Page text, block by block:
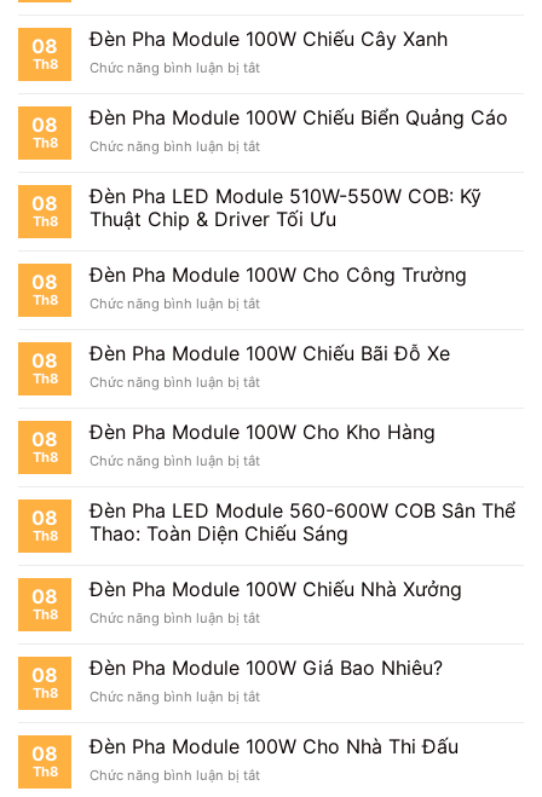
Pha
Module
100W
Mặt
Nhà
08
Th8
Đèn Pha Module 100W Chiếu Cây Xanh
Chức năng bình luận bị tắtở
Pha
Module
100W
Cây
Xanh
08
Th8
Đèn Pha Module 100W Chiếu Biển Quảng Cáo
Chức năng bình luận bị tắtở
Pha
Module
100W
Biển
Cáo
08
Th8
Đèn Pha LED Module 510W-550W COB: Kỹ
Thuật Chip & Driver Tối Ưu
08
Th8
Đèn Pha Module 100W Cho Công Trường
Chức năng bình luận bị tắtở
Pha
Module
100W
Công
08
Th8
Đèn Pha Module 100W Chiếu Bãi Đỗ Xe
Chức năng bình luận bị tắtở
Pha
Module
100W
Bãi
Đỗ
Xe
08
Th8
Đèn Pha Module 100W Cho Kho Hàng
Chức năng bình luận bị tắtở
Pha
Module
100W
Kho
08
Th8
Đèn Pha LED Module 560-600W COB Sân Thể
Thao: Toàn Diện Chiếu Sáng
08
Th8
Đèn Pha Module 100W Chiếu Nhà Xưởng
Chức năng bình luận bị tắtở
Pha
Module
100W
Nhà
08
Th8
Đèn Pha Module 100W Giá Bao Nhiêu?
Chức năng bình luận bị tắtở
Pha
Module
100W
08
Th8
Đèn Pha Module 100W Cho Nhà Thi Đấu
Chức năng bình luận bị tắtở